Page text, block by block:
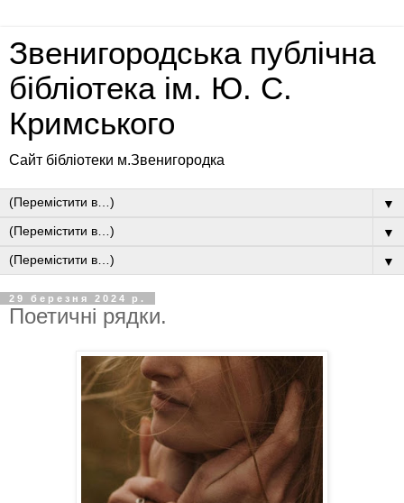
Звенигородська публічна
бібліотека ім. Ю. С.
Кримського
Сайт бібліотеки м.Звенигородка
▼
▼
▼
29 березня 2024 р.
Поетичні рядки.